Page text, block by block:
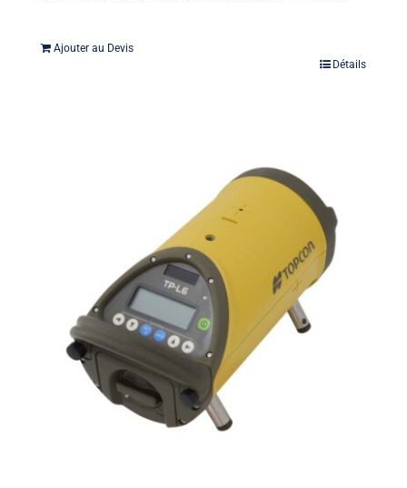
Ajouter au Devis
Détails